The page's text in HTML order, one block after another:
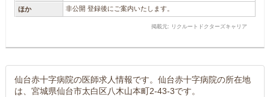
ほか 非公開 登録後にご案内いたします。
掲載元: リクルートドクターズキャリア
仙台赤十字病院の医師求人情報です。仙台赤十字病院の所在地
は、宮城県仙台市太白区八木山本町2-43-3です。